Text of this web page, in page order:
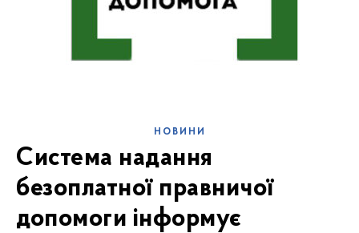
НОВИНИ
Cистема надання
безоплатної правничої
допомоги інформує